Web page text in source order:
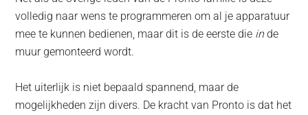
volledig naar wens te programmeren om al je apparatuur
mee te kunnen bedienen, maar dit is de eerste die inde
muur gemonteerd wordt.
Het uiterlijk is niet bepaald spannend, maar de
mogelijkheden zijn divers. De kracht van Pronto is dat het